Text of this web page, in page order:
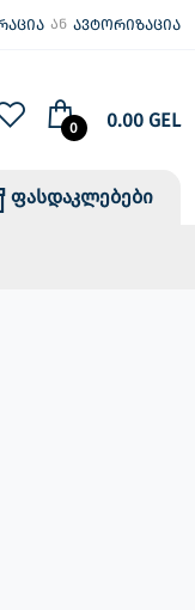
ან ავტორიზაცია
0 0.00 GEL
ფასდაკლებები